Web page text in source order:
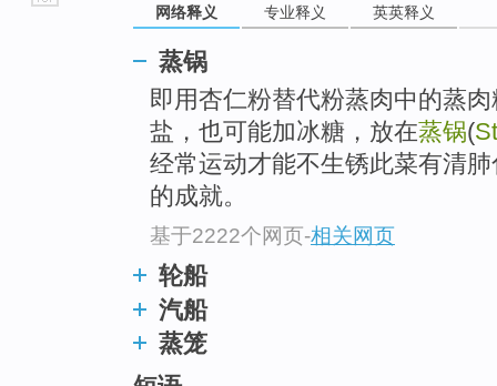
网络释义 专业释义 英英释义
蒸锅
即用杏仁粉替代粉蒸肉中的蒸
盐，也可能加冰糖，放在蒸锅(
经常运动才能不生锈此菜有清
的成就。
基于2222个网页-相关网页
轮船
汽船
蒸笼